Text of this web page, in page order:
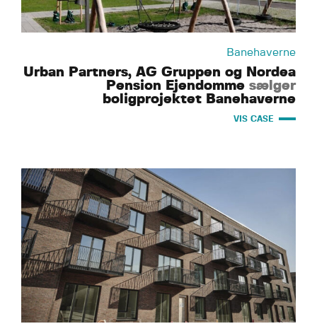
Banehaverne
Urban Partners, AG Gruppen og Nordea
Pension Ejendomme sælger
boligprojektet Banehaverne
VIS CASE